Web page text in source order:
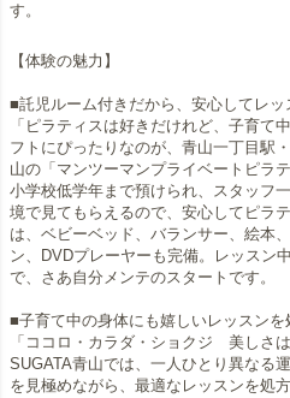
す。
【体験の魅力】
■託児ルーム付きだから、安心してレッ
「ピラティスは好きだけれど、子育て
フトにぴったりなのが、青山一丁目駅
山の「マンツーマンプライベートピラ
小学校低学年まで預けられ、スタッフ
境で見てもらえるので、安心してピラ
は、ベビーベッド、バランサー、絵本
ン、DVDプレーヤーも完備。レッスン
で、さあ自分メンテのスタートです。
■子育て中の身体にも嬉しいレッスンを
「ココロ・カラダ・ショクジ 美しさ
SUGATA青山では、一人ひとり異なる
を見極めながら、最適なレッスンを処